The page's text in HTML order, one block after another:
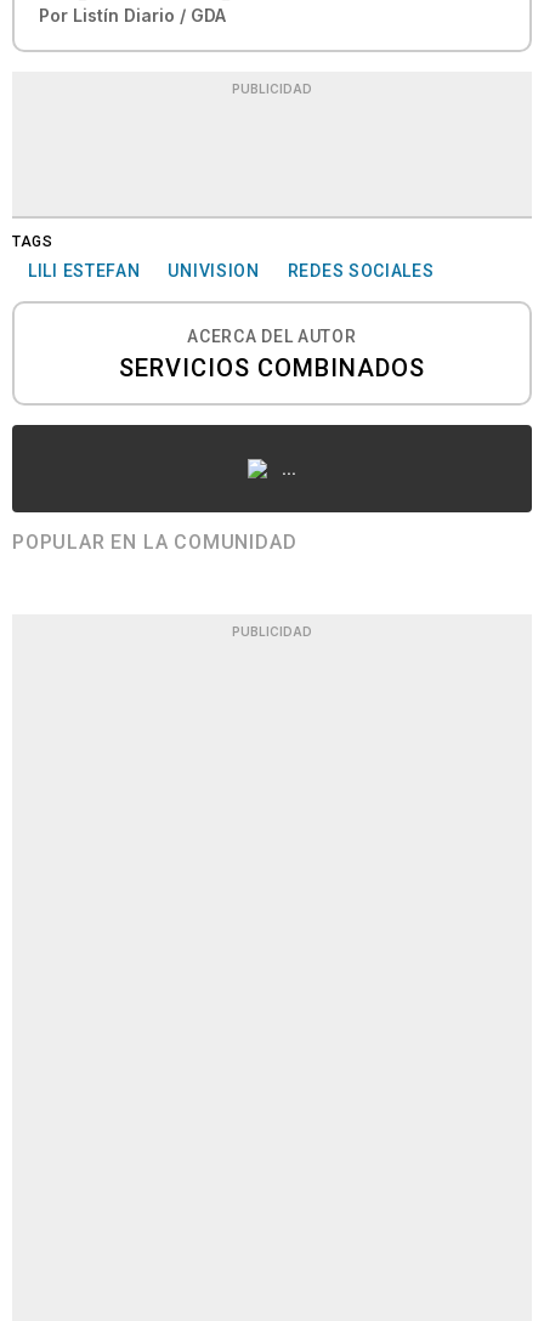
Por Listín Diario / GDA
PUBLICIDAD
TAGS
LILI ESTEFAN UNIVISION REDES SOCIALES
ACERCA DEL AUTOR
SERVICIOS COMBINADOS
...
POPULAR EN LA COMUNIDAD
PUBLICIDAD